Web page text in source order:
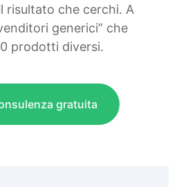
risultato che cerchi. A
generici” che
prodotti diversi.
gratuita